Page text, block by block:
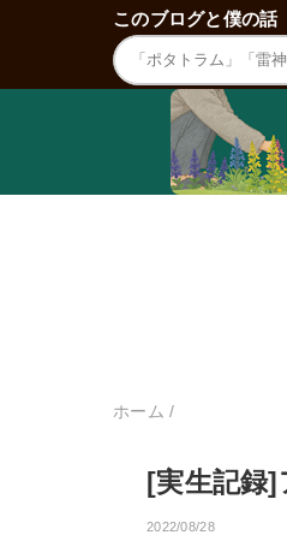
このブログと僕の話
ホーム /
[実生記録
2022/08/28